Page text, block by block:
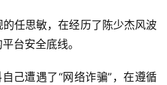
任思敏，在经历了陈少杰风波
台安全底线。
己遭遇了“网络诈骗”，在遵循